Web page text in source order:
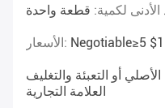
الأدنى لكمية: قطعة واحدة
الأسعار: Negotiable≥5
الأصلي أو التعبئة والتغليف
العلامة التجارية